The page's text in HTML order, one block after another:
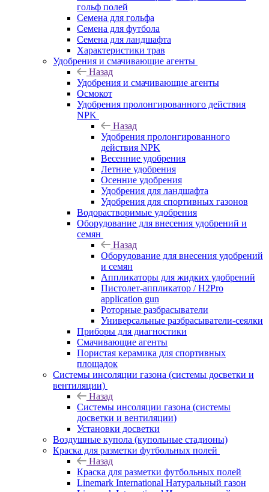
гольф полей
Семена для гольфа
Семена для футбола
Семена для ландшафта
Характеристики трав
Удобрения и смачивающие агенты
Назад
Удобрения и смачивающие агенты
Осмокот
Удобрения пролонгированного действия
NPK
Назад
Удобрения пролонгированного
действия NPK
Весенние удобрения
Летние удобрения
Осенние удобрения
Удобрения для ландшафта
Удобрения для спортивных газонов
Водорастворимые удобрения
Оборудование для внесения удобрений и
семян
Назад
Оборудование для внесения удобрений
и семян
Аппликаторы для жидких удобрений
Пистолет-аппликатор / H2Pro
application gun
Роторные разбрасыватели
Универсальные разбрасыватели-сеялки
Приборы для диагностики
Смачивающие агенты
Пористая керамика для спортивных
площадок
Системы инсоляции газона (системы досветки и
вентиляции)
Назад
Системы инсоляции газона (системы
досветки и вентиляции)
Установки досветки
Воздушные купола (купольные стадионы)
Краска для разметки футбольных полей
Назад
Краска для разметки футбольных полей
Linemark International Натуральный газон